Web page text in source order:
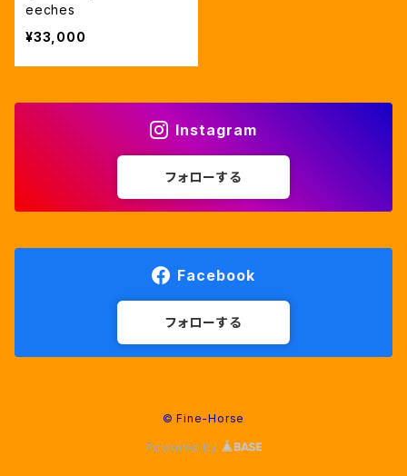
eeches
¥33,000
Instagram
フォローする
Facebook
フォローする
© Fine-Horse
Powered by